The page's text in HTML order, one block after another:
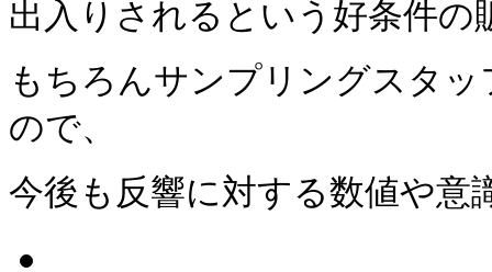
出入りされるという好条件
もちろんサンプリングスタ
ので、
今後も反響に対する数値や意